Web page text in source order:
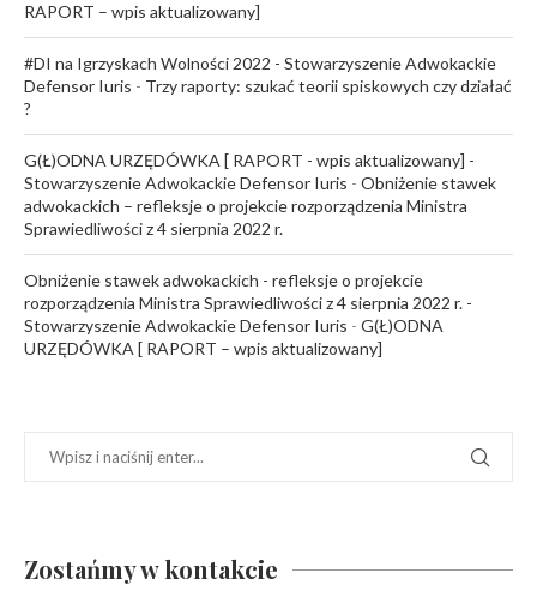
RAPORT – wpis aktualizowany]
#DI na Igrzyskach Wolności 2022 - Stowarzyszenie Adwokackie
Defensor Iuris - Trzy raporty: szukać teorii spiskowych czy działać
?
G(Ł)ODNA URZĘDÓWKA [ RAPORT - wpis aktualizowany] -
Stowarzyszenie Adwokackie Defensor Iuris - Obniżenie stawek
adwokackich – refleksje o projekcie rozporządzenia Ministra
Sprawiedliwości z 4 sierpnia 2022 r.
Obniżenie stawek adwokackich - refleksje o projekcie
rozporządzenia Ministra Sprawiedliwości z 4 sierpnia 2022 r. -
Stowarzyszenie Adwokackie Defensor Iuris - G(Ł)ODNA
URZĘDÓWKA [ RAPORT – wpis aktualizowany]
Zostańmy w kontakcie